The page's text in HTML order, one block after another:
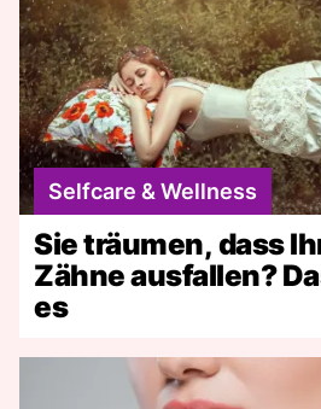
Selfcare & Wellness
Sie träumen, dass
Zähne ausfallen? Das bedeutet
es